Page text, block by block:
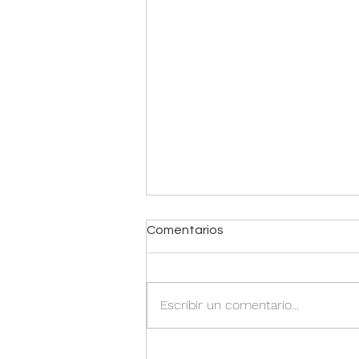
Comentarios
Escribir un comentario...